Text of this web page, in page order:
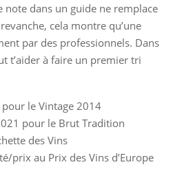
dans un guide ne remplace
cela montre qu’une
par des professionnels. Dans
t’aider à faire un premier tri
le Vintage 2014
pour le Brut Tradition
des Vins
prix au Prix des Vins d’Europe